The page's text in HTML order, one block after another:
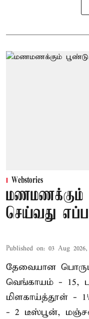
Webstories
மணமணக்கும்
செய்வது
Published on: 03 Aug
தேவையான
வெங்காயம் - 15,
மிளகாய்த்தூள் -
- 2 டீஸ்பூன்,